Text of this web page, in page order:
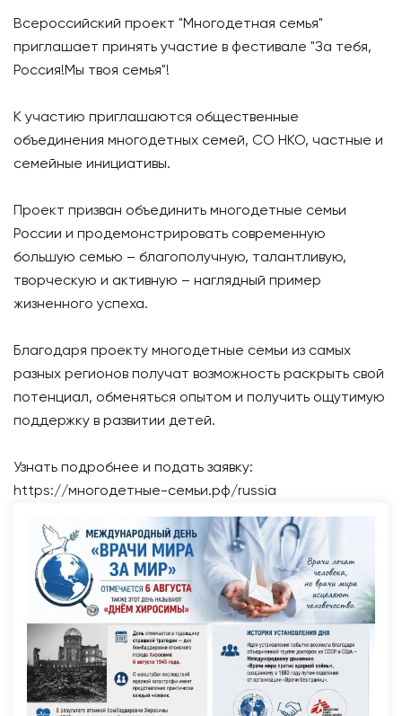
Всероссийский проект "Многодетная семья"
приглашает принять участие в фестивале "За тебя,
Россия!Мы твоя семья"!
К участию приглашаются общественные
объединения многодетных семей, СО НКО, частные и
семейные инициативы.
Проект призван объединить многодетные семьи
России и продемонстрировать современную
большую семью – благополучную, талантливую,
творческую и активную – наглядный пример
жизненного успеха.
Благодаря проекту многодетные семьи из самых
разных регионов получат возможность раскрыть свой
потенциал, обменяться опытом и получить ощутимую
поддержку в развитии детей.
Узнать подробнее и подать заявку:
https://многодетные-семьи.рф/russia